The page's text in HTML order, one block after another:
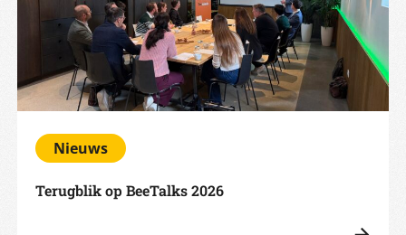
Nieuws
Terugblik op BeeTalks 2026